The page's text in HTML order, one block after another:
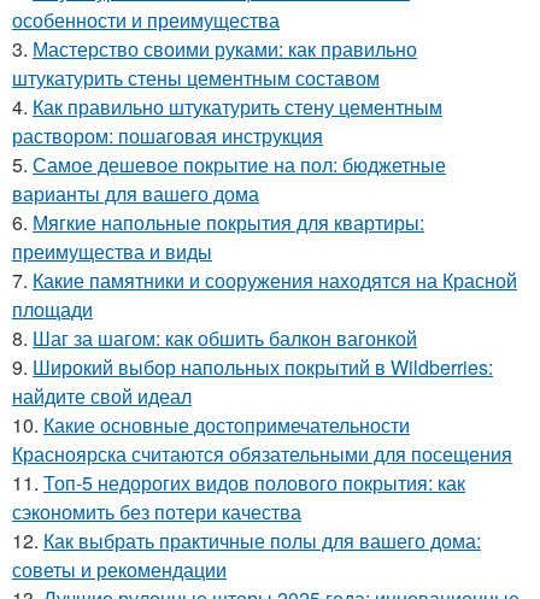
особенности и преимущества
3. Мастерство своими руками: как правильно
штукатурить стены цементным составом
4. Как правильно штукатурить стену цементным
раствором: пошаговая инструкция
5. Самое дешевое покрытие на пол: бюджетные
варианты для вашего дома
6. Мягкие напольные покрытия для квартиры:
преимущества и виды
7. Какие памятники и сооружения находятся на Красной
площади
8. Шаг за шагом: как обшить балкон вагонкой
9. Широкий выбор напольных покрытий в Wildberries:
найдите свой идеал
10. Какие основные достопримечательности
Красноярска считаются обязательными для посещения
11. Топ-5 недорогих видов полового покрытия: как
сэкономить без потери качества
12. Как выбрать практичные полы для вашего дома:
советы и рекомендации